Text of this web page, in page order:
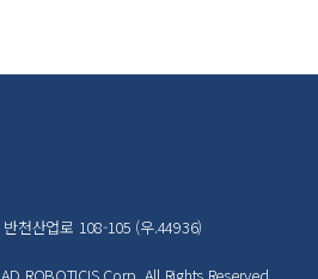
천산업로 108-105 (우.44936)